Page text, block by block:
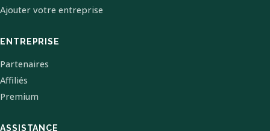
Ajouter votre entreprise
ENTREPRISE
Partenaires
Affiliés
Premium
ASSISTANCE